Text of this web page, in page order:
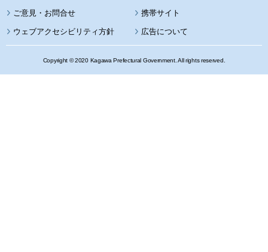
携帯サイト
ウェブアクセシビリティ方針 広告について
Copyright © 2020 Kagawa Prefectural Government. All rights reserved.